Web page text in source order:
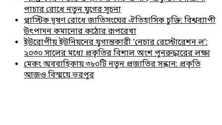
পাচার রোধে নতুন যুগের সূচনা
প্লাস্টিক দূষণ রোধে জাতিসংঘের ঐতিহাসিক চুক্তি: বিশ্বব্যাপী
উৎপাদন কমানোর কঠোর রূপরেখা
ইউরোপীয় ইউনিয়নের যুগান্তকারী ‘নেচার রেস্টোরেশন ল’:
২০৩০ সালের মধ্যে প্রকৃতির বিশাল অংশ পুনরুদ্ধারের লক্ষ্য
মেকং অববাহিকায় ৩৮০টি নতুন প্রজাতির সন্ধান: প্রকৃতি
আজও বিস্ময়ে ভরপুর